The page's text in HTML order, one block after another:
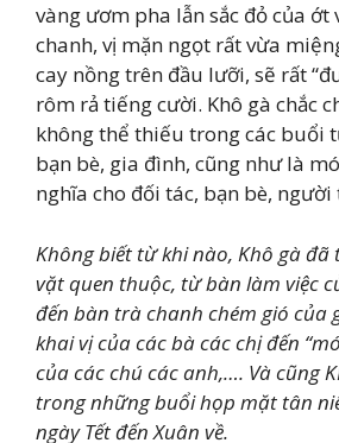
vàng ươm pha lẫn sắc đỏ của ớt
chanh, vị mặn ngọt rất vừa
cay nồng trên đầu lưỡi, sẽ rất
rôm rả tiếng cười. Khô gà chắc
không thể thiếu trong các buổi
bạn bè, gia đình, cũng như là
nghĩa cho đối tác, bạn bè, người
Không biết từ khi nào, Khô gà
vặt quen thuộc, từ bàn làm việc
đến bàn trà chanh chém gió của
khai vị của các bà các chị đến
của các chú các anh,…. Và cũng
trong những buổi họp mặt tân
ngày Tết đến Xuân về.